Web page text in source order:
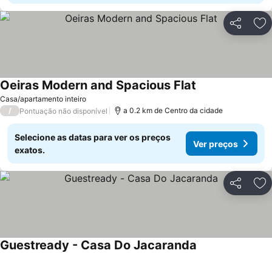
Partilhar
Casa/apartamento inteiro
Oeiras Modern and Spacious Flat
/ Pontuação não disponível a 0.2 km de Centro da cidade
Selecione as datas para ver os preços
exatos.
Ver preços
Partilhar
Guestready - Casa Do Jacaranda